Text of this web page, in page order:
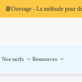
📘Ouvrage - La méthode pour
Nos tarifs Ressources